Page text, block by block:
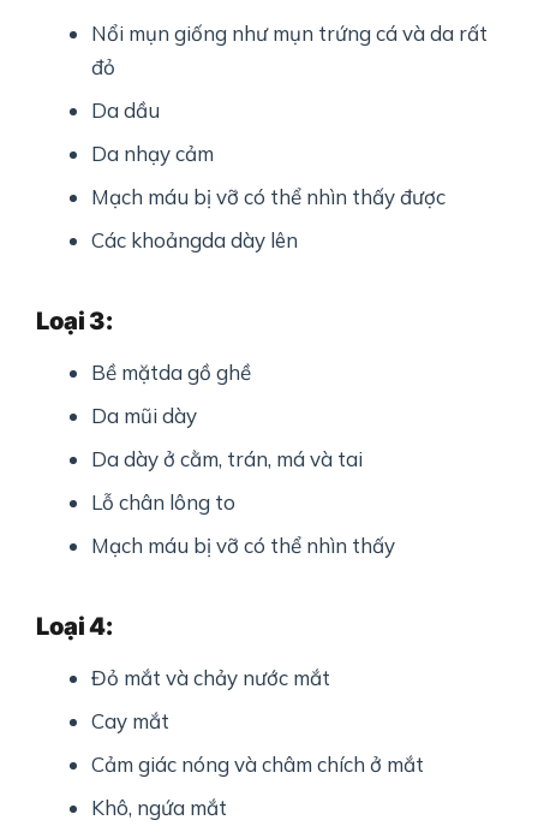
Nổi mụn giống như mụn trứng cá và da rất
đỏ
Da dầu
Da nhạy cảm
Mạch máu bị vỡ có thể nhìn thấy được
Các khoảngda dày lên
Loại 3:
Bề mặtda gồ ghề
Da mũi dày
Da dày ở cằm, trán, má và tai
Lỗ chân lông to
Mạch máu bị vỡ có thể nhìn thấy
Loại 4:
Đỏ mắt và chảy nước mắt
Cay mắt
Cảm giác nóng và châm chích ở mắt
Khô, ngứa mắt